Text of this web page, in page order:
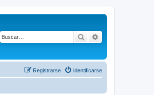
Buscar
Identificarse
Registrarse